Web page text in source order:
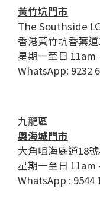
黃竹坑門市
The Southside
香港黃竹坑香葉
星期一至日 11am
WhatsApp: 9232
九龍區
奧海城門市
大角咀海庭道18
星期一至日 11am
WhatsApp : 9544